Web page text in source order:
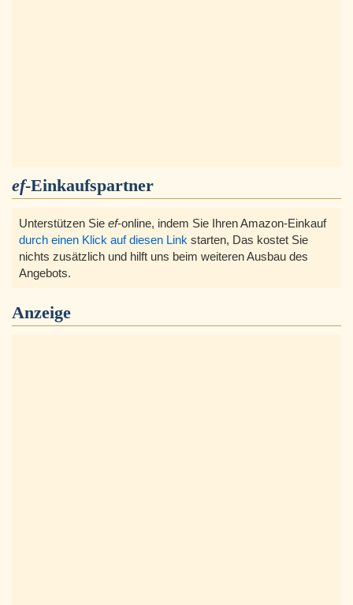
ef-Einkaufspartner
Unterstützen Sie ef-online, indem Sie Ihren Amazon-Einkauf
durch einen Klick auf diesen Link starten, Das kostet Sie
nichts zusätzlich und hilft uns beim weiteren Ausbau des
Angebots.
Anzeige